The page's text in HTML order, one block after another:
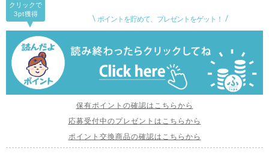
ポイントを貯めて、プレゼントをゲット！
クリックで
3pt獲得
保有ポイントの確認はこちらから
応募受付中のプレゼントはこちらから
ポイント交換商品の確認はこちらから